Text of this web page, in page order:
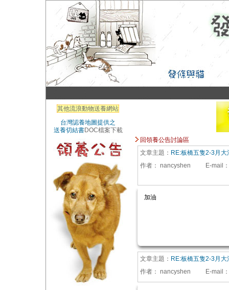
其他流浪動物送養網站
台灣認養地圖提供之
送養切結書DOC檔案下載
回領養公告討論區
文章主題： RE:板橋五隻2-3月
作者： nancyshen E-mail ：
加油
文章主題： RE:板橋五隻2-3月
作者： nancyshen E-mail ：